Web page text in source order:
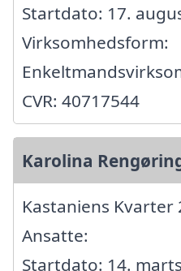
Startdato: 17.
Virksomhedsform:
CVR: 40717544
Karolina
Kastaniens Kvarter
Ansatte:
Startdato: 14.